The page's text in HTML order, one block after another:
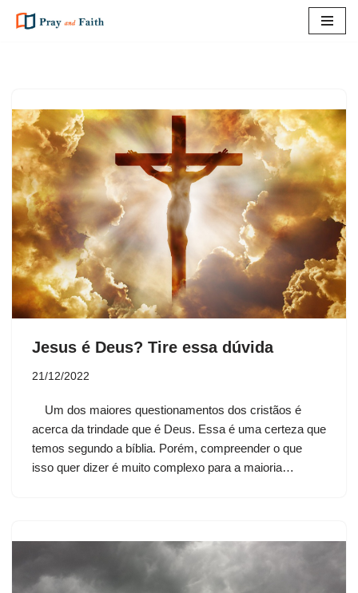
Jesus é Deus? Tire essa dúvida
21/12/2022
Um dos maiores questionamentos dos cristãos é
acerca da trindade que é Deus. Essa é uma certeza que
temos segundo a bíblia. Porém, compreender o que
isso quer dizer é muito complexo para a maioria…